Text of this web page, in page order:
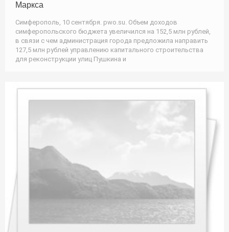
Маркса
Симферополь, 10 сентября. pwo.su. Объем доходов
симферопольского бюджета увеличился на 152,5 млн рублей,
в связи с чем администрация города предложила направить
127,5 млн рублей управлению капитального строительства
для реконструкции улиц Пушкина и